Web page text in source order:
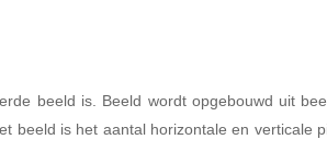
beeld is. Beeld wordt opgebouwd uit
beeld is het aantal horizontale en verticale